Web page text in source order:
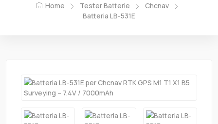
Home Tester Batterie
Chcnav
Batteria LB-531E